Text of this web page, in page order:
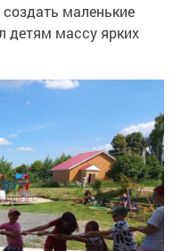
маленькие
детям массу ярких